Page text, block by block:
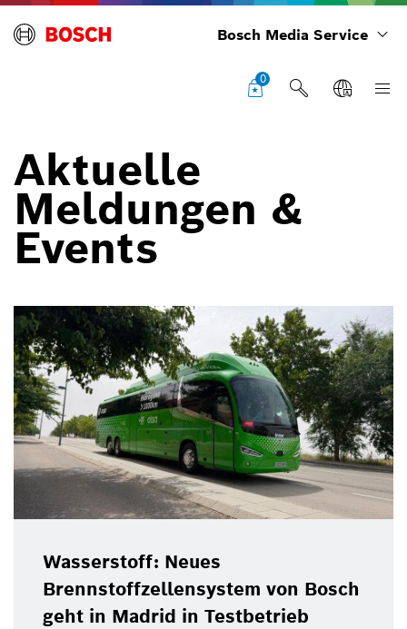
Bosch Media Service
0
Aktuelle
Meldungen &
Events
Wasserstoff: Neues
Brennstoffzellensystem von Bosch
geht in Madrid in Testbetrieb